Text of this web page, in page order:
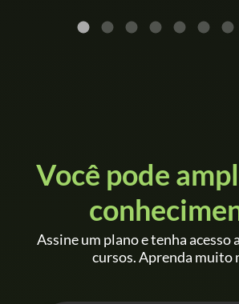
Você pode
Assine um plano e tenha acesso
cursos. Aprenda muito